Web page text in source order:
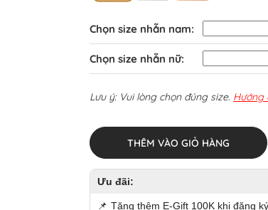
Chọn size nhẫn nam:
Chọn size nhẫn nữ:
Lưu ý: Vui lòng chọn đúng size. Hướng
THÊM VÀO GIỎ HÀNG
Ưu đãi:
📌 Tặng thêm E-Gift 100K khi đăng